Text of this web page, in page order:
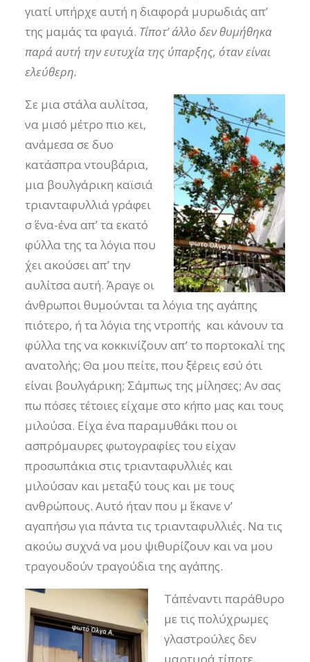
γιατί υπήρχε αυτή η διαφορά μυρωδιάς απ’
της μαμάς τα φαγιά. Τίποτ’ άλλο δεν θυμήθηκα
παρά αυτή την ευτυχία της ύπαρξης, όταν είναι
ελεύθερη.
Σε μια στάλα αυλίτσα,
να μισό μέτρο πιο κει,
ανάμεσα σε δυo
κατάσπρα ντουβάρια,
μια βουλγάρικη καϊσιά
τριανταφυλλιά γράφει
σ΄ ένα-ένα απ’ τα εκατό
φύλλα της τα λόγια που
΄χει ακούσει απ’ την
αυλίτσα αυτή. Άραγε οι
άνθρωποι θυμούνται τα λόγια της αγάπης
πιότερο, ή τα λόγια της ντροπής και κάνουν τα
φύλλα της να κοκκινίζουν απ’ το πορτοκαλί της
ανατολής; Θα μου πείτε, που ξέρεις εσύ ότι
είναι βουλγάρικη; Σάμπως της μίλησες; Αν σας
πω πόσες τέτοιες είχαμε στο κήπο μας και τους
μιλούσα. Είχα ένα παραμυθάκι που οι
ασπρόμαυρες φωτογραφίες του είχαν
προσωπάκια στις τριανταφυλλιές και
μιλούσαν και μεταξύ τους και με τους
ανθρώπους. Αυτό ήταν που μ΄ έκανε ν’
αγαπήσω για πάντα τις τριανταφυλλιές. Να τις
ακούω συχνά να μου ψιθυρίζουν και να μου
τραγουδούν τραγούδια της αγάπης.
Τ΄απέναντι παράθυρο
με τις πολύχρωμες
γλαστρούλες δεν
μαρτυρά τίποτε.